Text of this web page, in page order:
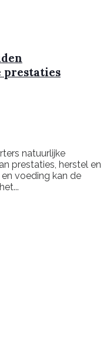
prestaties
natuurlijke
prestaties, herstel en
voeding kan de